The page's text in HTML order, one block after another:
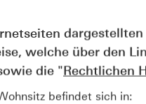
berücksichtigt dabei
Produkte auf
welche über den
die "Rechtlichen
befindet sich in: